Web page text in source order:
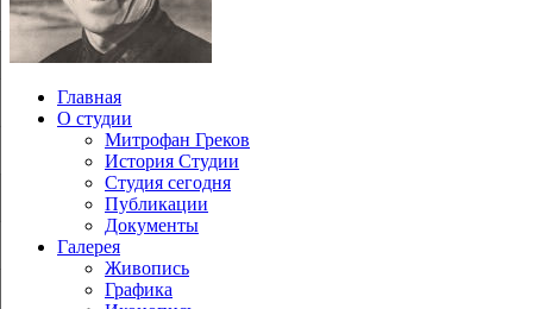
Главная
О студии
Митрофан Греков
История Студии
Студия сегодня
Публикации
Документы
Галерея
Живопись
Графика